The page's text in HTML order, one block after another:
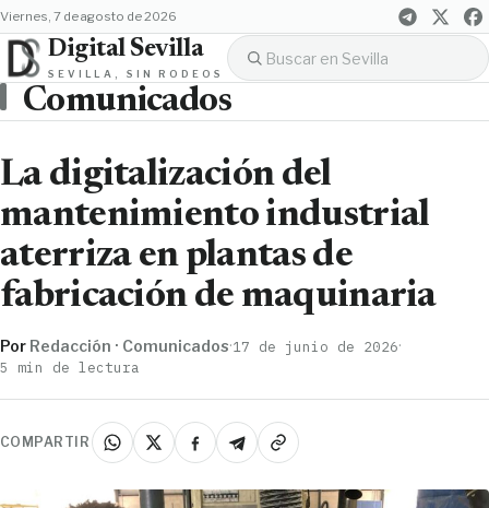
viernes, 7 de agosto de 2026
Digital Sevilla
SEVILLA, SIN RODEOS
Comunicados
La digitalización del
mantenimiento industrial
aterriza en plantas de
fabricación de maquinaria
Por Redacción · Comunicados·17 de junio de 2026·
5 min de lectura
COMPARTIR